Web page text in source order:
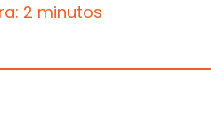
2 minutos